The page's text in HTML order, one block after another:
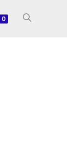
0 Toggle